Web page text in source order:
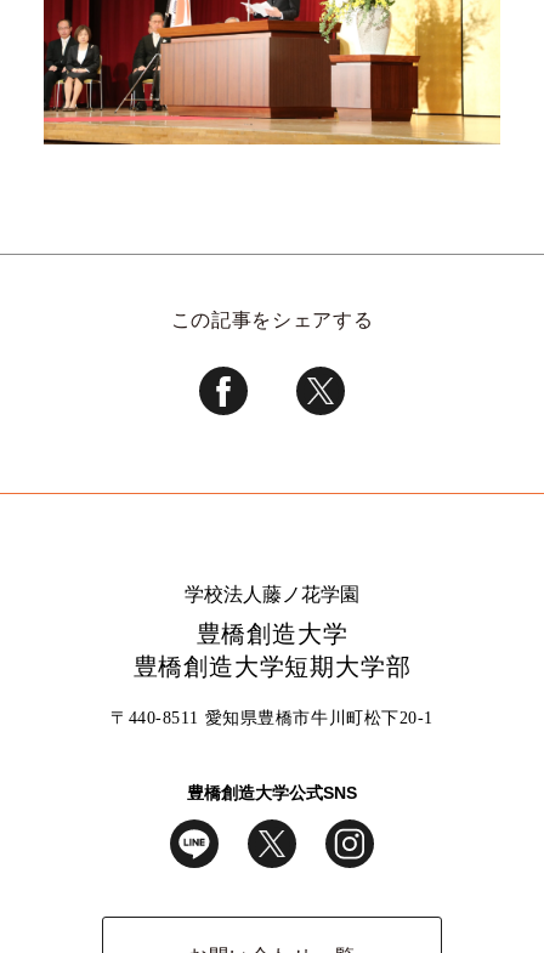
この記事をシェアする
学校法人藤ノ花学園
豊橋創造大学
豊橋創造大学短期大学部
〒440-8511 愛知県豊橋市牛川町松下20-1
豊橋創造大学公式SNS